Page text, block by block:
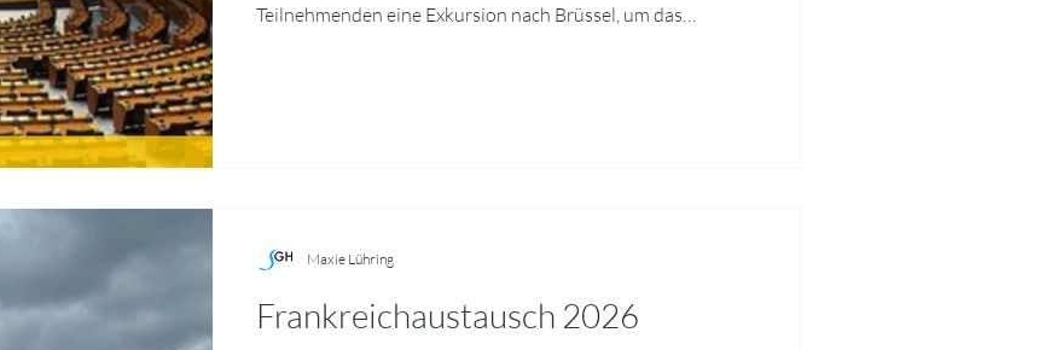
Teilnehmenden eine Exkursion nach Brüssel, um das
Frankreichaustausch 2026
Maxie Lühring